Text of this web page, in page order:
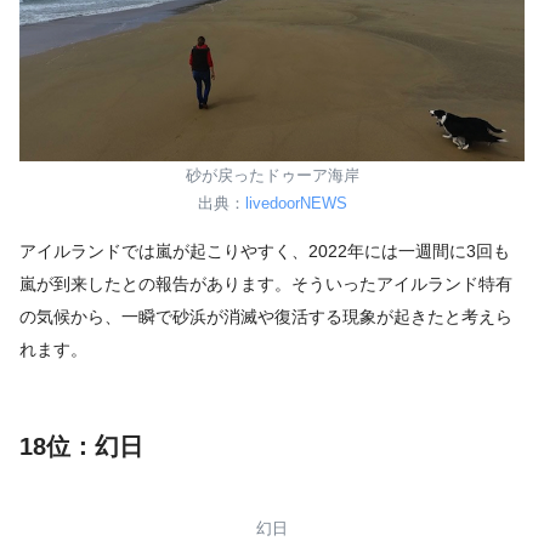
砂が戻ったドゥーア海岸
出典： livedoorNEWS
アイルランドでは嵐が起こりやすく、2022年には一週間に3回も
嵐が到来したとの報告があります。そういったアイルランド特有
の気候から、一瞬で砂浜が消滅や復活する現象が起きたと考えら
れます。
18位：幻日
幻日